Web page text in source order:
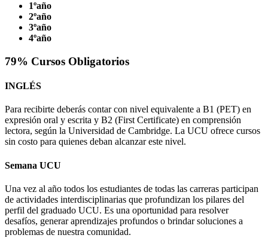
1ºaño
2ºaño
3ºaño
4ºaño
79% Cursos Obligatorios
INGLÉS
Para recibirte deberás contar con nivel equivalente a B1 (PET) en
expresión oral y escrita y B2 (First Certificate) en comprensión
lectora, según la Universidad de Cambridge. La UCU ofrece cursos
sin costo para quienes deban alcanzar este nivel.
Semana UCU
Una vez al año todos los estudiantes de todas las carreras participan
de actividades interdisciplinarias que profundizan los pilares del
perfil del graduado UCU. Es una oportunidad para resolver
desafíos, generar aprendizajes profundos o brindar soluciones a
problemas de nuestra comunidad.